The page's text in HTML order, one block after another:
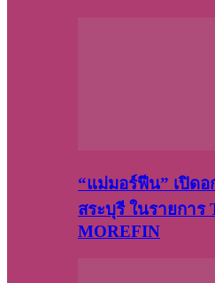
“แม่มอร์ฟีน” เปิด
สระบุรี ในรายการ
MOREFIN